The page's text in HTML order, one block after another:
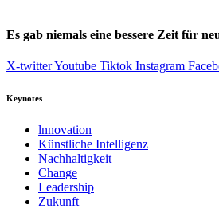
Es gab niemals eine bessere Zeit für
X-twitterYoutube Tiktok Instagram
Keynotes
lnnovation
Künstliche Intelligenz
Nachhaltigkeit
Change
Leadership
Zukunft